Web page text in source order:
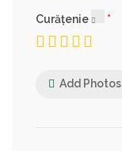
Curățenie
Add Photos